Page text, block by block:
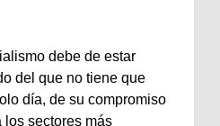
debe de estar
del que no tiene que
día, de su compromiso
los sectores más